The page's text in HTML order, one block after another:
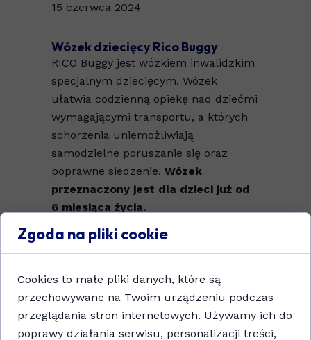
Wózek dziecięcy Rico Buggy
RICO Buggy jest wózkiem inwalidzkim
specjalnym dziecięcym. Wózek
ułatwia codzienną opiekę nad dziećmi
wymagającymi transportu, a których
schorzenia uniemożliwiają
samodzielne poruszanie się oraz
poprawne siedzenie. Wózek
przeznaczony jest dla dzieci już od
6 miesiąca życia.
RICO Buggy oferuje prawdopodobnie
największy zakres funkcjonalności, w
spacerowych jak:
Możliwość ustawienia
asymetrycznej głębokości
siedziska (dla lewej i prawej
15 czerwca 2024
Zgoda na pliki cookie
Cookies to małe pliki danych, które są
przechowywane na Twoim urządzeniu podczas
przeglądania stron internetowych. Używamy ich do
poprawy działania serwisu, personalizacji treści,